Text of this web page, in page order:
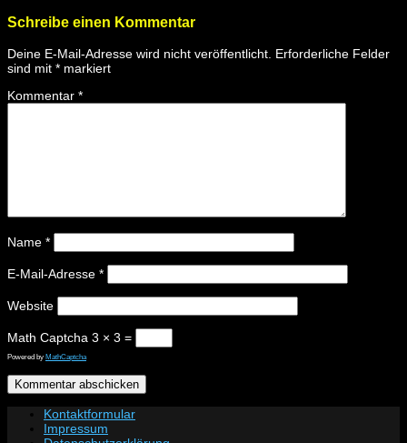
Schreibe einen Kommentar
Deine E-Mail-Adresse wird nicht veröffentlicht. Erforderliche Felder
sind mit * markiert
Kommentar *
Name *
E-Mail-Adresse *
Website
Math Captcha 3 × 3 =
Powered by MathCaptcha
Kontaktformular
Impressum